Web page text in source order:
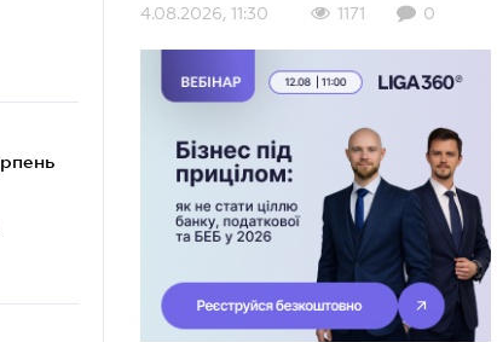
4.08.2026, 11:30 1171 0